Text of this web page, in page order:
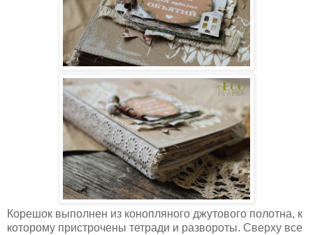
Корешок выполнен из конопляного джутового полотна, к
которому пристрочены тетради и развороты. Сверху все